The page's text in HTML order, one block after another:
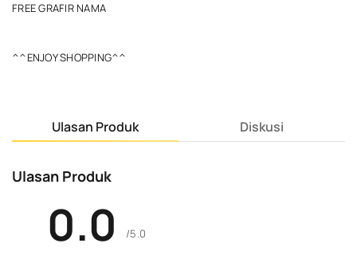
FREE GRAFIR NAMA
^^ENJOY SHOPPING^^
Ulasan Produk Diskusi
Ulasan Produk
0.0 /5.0